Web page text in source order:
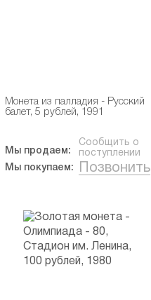
Монета из палладия - Русский
балет, 5 рублей, 1991
Мы продаем:
Сообщить о
поступлении
Мы покупаем:
Позвонить